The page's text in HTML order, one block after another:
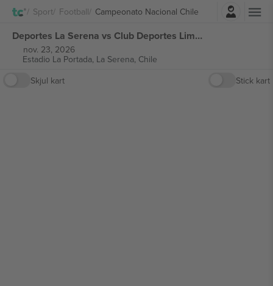
Sport Football Campeonato Nacional Chile
Logg Inn
Deportes La Serena vs Club Deportes Limache Campeonato Nacional Chile billetter
nov. 23, 2026
Estadio La Portada, La Serena, Chile
Skjul kart
Stick kart